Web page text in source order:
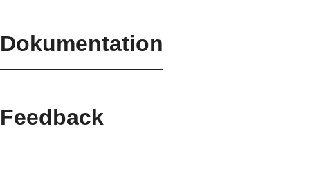
Dokumentation
Feedback